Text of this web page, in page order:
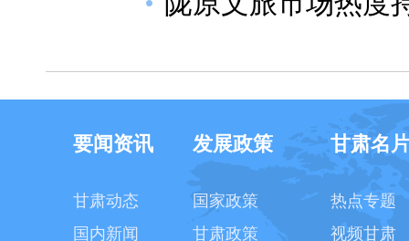
要闻资讯
甘肃动态
国内新闻
发展政策
国家政策
甘肃政策
甘肃名
热点专题
视频甘肃